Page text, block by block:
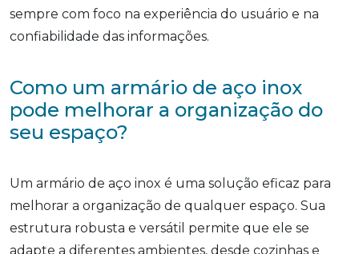
sempre com foco na experiência do usuário e na
confiabilidade das informações.
Como um armário de aço inox
pode melhorar a organização do
seu espaço?
Um armário de aço inox é uma solução eficaz para
melhorar a organização de qualquer espaço. Sua
estrutura robusta e versátil permite que ele se
adapte a diferentes ambientes, desde cozinhas e